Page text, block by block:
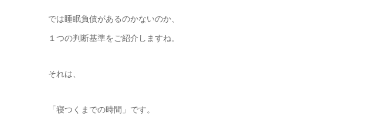
では睡眠負債があるのかないのか、
１つの判断基準をご紹介しますね。
それは、
「寝つくまでの時間」です。